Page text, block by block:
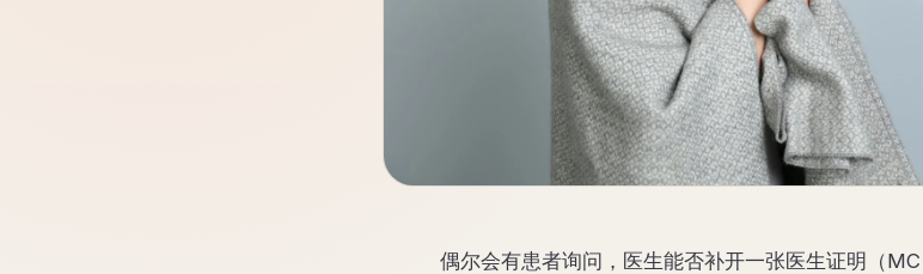
偶尔会有患者询问，医生能否补开一张医生证明（